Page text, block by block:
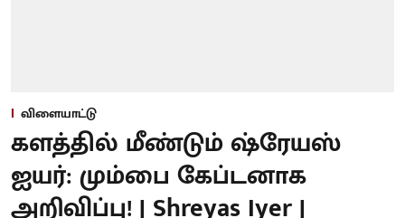
விளையாட்டு
களத்தில் மீண்டும் ஷ்ரேயஸ்
ஐயர்: மும்பை கேப்டனாக
அறிவிப்பு! | Shreyas Iyer |